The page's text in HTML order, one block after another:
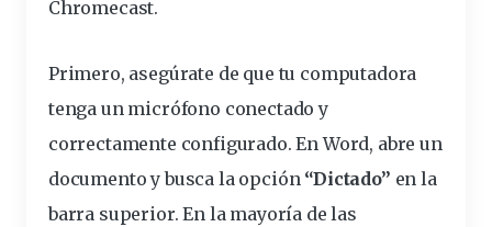
Chromecast.
Primero, asegúrate de que tu computadora
tenga un micrófono conectado y
correctamente configurado. En Word, abre un
documento y busca la opción “Dictado” en la
barra superior. En la mayoría de las